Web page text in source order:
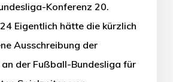
Konferenz 20.
Eigentlich hätte die kürzlich
Ausschreibung der
an der Fußball-Bundesliga für